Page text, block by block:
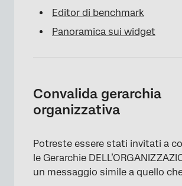
Editor di benchmark
Panoramica sui widget
Convalida gerarchia
organizzativa
Potreste essere stati invitati a
le Gerarchie
un messaggio simile a quello